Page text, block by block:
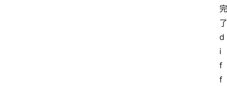
完
了
d
i
f
f